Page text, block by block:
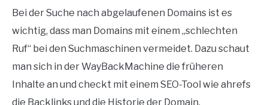
Bei der Suche nach abgelaufenen Domains ist es
wichtig, dass man Domains mit einem „schlechten
Ruf“ bei den Suchmaschinen vermeidet. Dazu schaut
man sich in der WayBackMachine die früheren
Inhalte an und checkt mit einem SEO-Tool wie ahrefs
die Backlinks und die Historie der Domain.